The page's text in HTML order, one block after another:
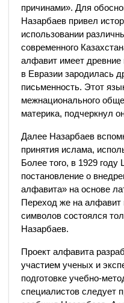
причинами». Для
Назарбаев привел
использовании
современного
алфавит имеет древние
в Евразии зародилась
письменность. Этот
межнационального
материка, подчеркнул
Далее Назарбаев
принятия ислама,
Более того, в 1929
постановление о
алфавита» на основе
Переход же на алфавит
символов состоялся
Назарбаев.
Проект алфавита
участием ученых и
подготовке учебно-
специалистов следует